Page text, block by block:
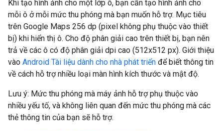
Khi tạo hình ảnh cho một lớp ô, bạn cần tạo hình ảnh cho
mỗi ô ở mỗi mức thu phóng mà bạn muốn hỗ trợ. Mục tiêu
trên Google Maps 256 dp (pixel không phụ thuộc vào thiết
bị) khi hiển thị ô. Cho độ phân giải cao trên thiết bị, bạn nên
trả về các ô có độ phân giải dpi cao (512x512 px). Giới thiệu
vào Android Tài liệu dành cho nhà phát triển để biết thông tin
về cách hỗ trợ nhiều loại màn hình kích thước và mật độ.
Lưu ý: Mức thu phóng mà máy ảnh hỗ trợ phụ thuộc vào
nhiều yếu tố, và không liên quan đến mức thu phóng mà các
thẻ thông tin của bạn sẽ hỗ trợ.